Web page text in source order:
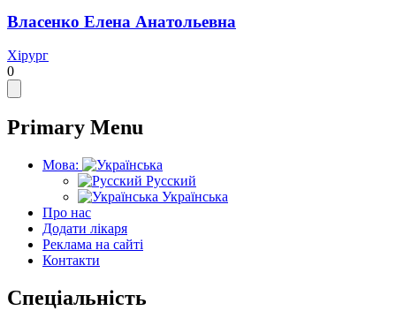
Власенко Елена Анатольевна
Хірург
0
Primary Menu
Мова:
Русский
Українська
Про нас
Додати лікаря
Реклама на сайті
Контакти
Спеціальність